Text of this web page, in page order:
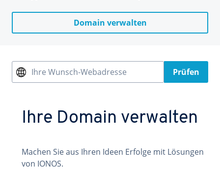
Domain verwalten
Ihre Wunsch-Webadresse Prüfen
Ihre Domain verwalten
Machen Sie aus Ihren Ideen Erfolge mit Lösungen
von IONOS.